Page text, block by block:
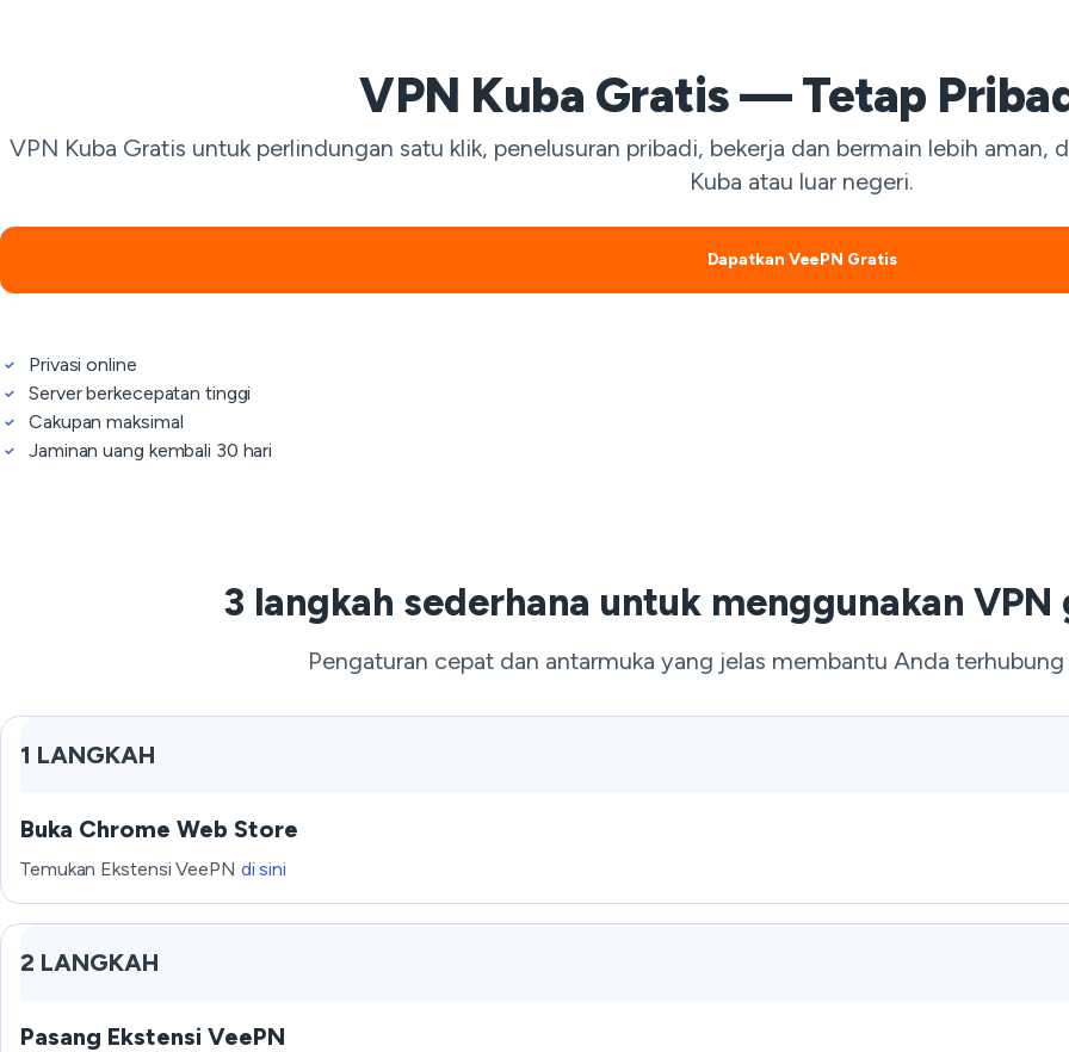
VPN Kuba Gratis — Tetap
VPN Kuba Gratis untuk perlindungan satu klik, penelusuran pribadi, bekerja dan bermain lebih aman,
Kuba atau luar negeri.
Dapatkan VeePN Gratis
Privasi online
Server berkecepatan tinggi
Cakupan maksimal
Jaminan uang kembali 30 hari
3 langkah sederhana untuk menggunakan
Pengaturan cepat dan antarmuka yang jelas membantu Anda
1 LANGKAH
Buka Chrome Web Store
Temukan Ekstensi VeePN di sini
2 LANGKAH
Pasang Ekstensi VeePN